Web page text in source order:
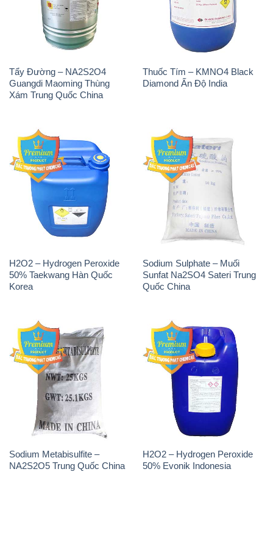
Tẩy Đường – NA2S2O4
Guangdi Maoming Thùng
Xám Trung Quốc China
Thuốc Tím – KMNO4 Black
Diamond Ấn Độ India
H2O2 – Hydrogen Peroxide
50% Taekwang Hàn Quốc
Korea
Sodium Sulphate – Muối
Sunfat Na2SO4 Sateri Trung
Quốc China
Sodium Metabisulfite –
NA2S2O5 Trung Quốc China
H2O2 – Hydrogen Peroxide
50% Evonik Indonesia